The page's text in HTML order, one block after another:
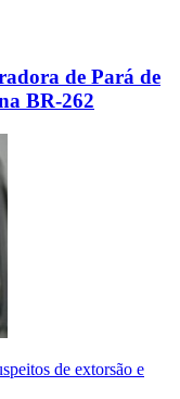
de Pará de
BR-262
de extorsão e